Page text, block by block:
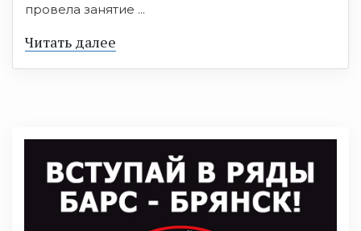
провела занятие ...
Читать далее